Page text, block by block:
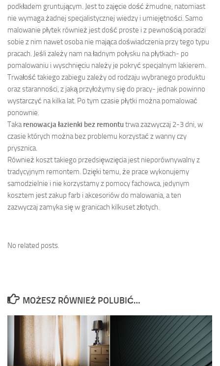
podkładem gruntującym. Jest to zajęcie dość żmudne, natomiast
nie wymaga żadnej specjalistycznej wiedzy i umiejętności. Samo
malowanie płytek również jest dość proste i z pewnością poradzi
sobie z nim nawet osoba nie mająca doświadczenia przy tego typu
pracach. Jeśli zależy nam na ładnym połysku na płytkach- po
pomalowaniu i wyschnięciu należy je pokryć specjalnym lakierem.
Trwałość takiego zabiegu zależy od rodzaju wybranego produktu
oraz staranności, z jaką przyłożymy się do pracy- jednak powinno
wystarczyć na kilka lat. Po tym czasie płytki można pomalować
ponownie.
Takarenowacja łazienki bez remontutrwa zazwyczaj 2-3 dni, w
czasie których można bez problemu korzystać z wanny czy
prysznica.
Również koszt takiego przedsięwzięcia jest nieporównywalny z
tradycyjnym remontem. Dzięki temu, że prace wykonujemy
samodzielnie i nie korzystamy z pomocy fachowca, jedynym
kosztem jest zakup farb i akcesoriów do malowania, a ten
zazwyczaj zamyka się w granicach kilkuset złotych.
No related posts.
MOŻESZ RÓWNIEŻ POLUBIĆ…